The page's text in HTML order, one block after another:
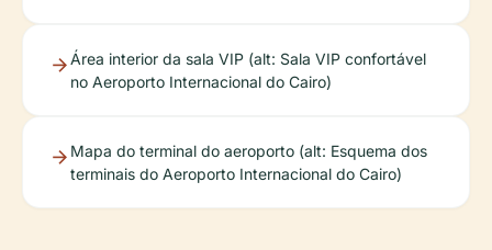
Área interior da sala VIP (alt: Sala VIP confortável
no Aeroporto Internacional do Cairo)
Mapa do terminal do aeroporto (alt: Esquema dos
terminais do Aeroporto Internacional do Cairo)